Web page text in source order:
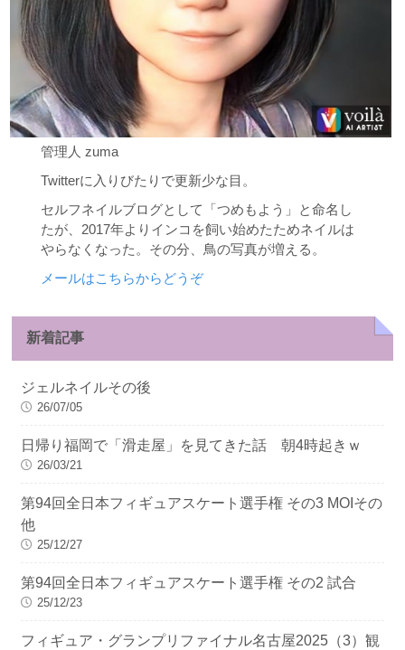
管理人 zuma
Twitterに入りびたりで更新少な目。
セルフネイルブログとして「つめもよう」と命名し
たが、2017年よりインコを飼い始めたためネイルは
やらなくなった。その分、鳥の写真が増える。
メールはこちらからどうぞ
新着記事
ジェルネイルその後
26/07/05
日帰り福岡で「滑走屋」を見てきた話 朝4時起きｗ
26/03/21
第94回全日本フィギュアスケート選手権 その3 MOIその
他
25/12/27
第94回全日本フィギュアスケート選手権 その2 試合
25/12/23
フィギュア・グランプリファイナル名古屋2025（3）観